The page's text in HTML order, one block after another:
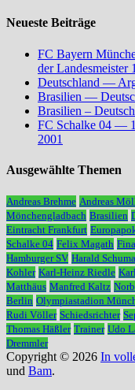
Neueste Beiträge
FC Bayern
der Landesmeister
Deutschland —
Brasilien —
Brasilien –
FC Schalke 04 —
2001
Ausgewählte Themen
Andreas Brehme Andreas
Mönchengladbach Brasilien
Eintracht Frankfurt
Schalke 04 Felix Magath
Hamburger SV Harald
Kohler Karl-Heinz Riedle
Matthäus Manfred Kaltz
Berlin Olympiastadion
Rudi Völler Schiedsrichter
Thomas Häßler Trainer Udo
Dremmler
Copyright © 2026 In
und Bam.